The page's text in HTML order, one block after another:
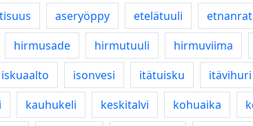
aseryöppy etelätuuli
hirmusade hirmutuuli hirmuviima
iskuaalto isonvesi itätuisku itävihuri
kauhukeli keskitalvi kohuaika